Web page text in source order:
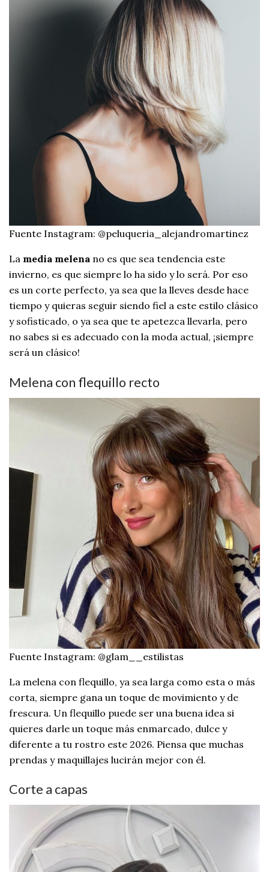
Fuente Instagram: @peluqueria_alejandromartinez
La media melena no es que sea tendencia este
invierno, es que siempre lo ha sido y lo será. Por eso
es un corte perfecto, ya sea que la lleves desde hace
tiempo y quieras seguir siendo fiel a este estilo clásico
y sofisticado, o ya sea que te apetezca llevarla, pero
no sabes si es adecuado con la moda actual, ¡siempre
será un clásico!
Melena con flequillo recto
Fuente Instagram: @glam__estilistas
La melena con flequillo, ya sea larga como esta o más
corta, siempre gana un toque de movimiento y de
frescura. Un flequillo puede ser una buena idea si
quieres darle un toque más enmarcado, dulce y
diferente a tu rostro este 2026. Piensa que muchas
prendas y maquillajes lucirán mejor con él.
Corte a capas